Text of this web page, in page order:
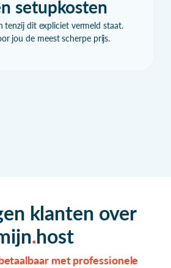
setupkosten
tenzij dit expliciet vermeld staat.
jou de meest scherpe prijs.
klanten over
host
met professionele